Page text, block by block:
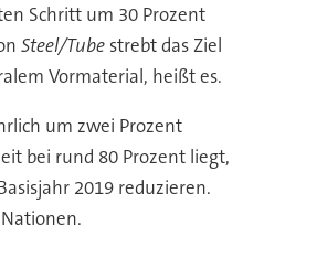
Schritt um 30 Prozent
Steel/Tubestrebt das Ziel
Vormaterial, heißt es.
um zwei Prozent
bei rund 80 Prozent liegt,
2019 reduzieren.